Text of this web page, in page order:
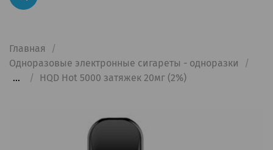
Главная
Одноразовые электронные сигареты - одноразки
...
HQD Hot 5000 затяжек 20мг (2%)